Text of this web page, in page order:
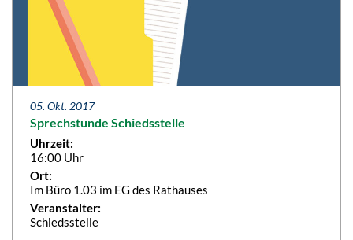
05. Okt. 2017
Sprechstunde Schiedsstelle
Uhrzeit:
16:00 Uhr
Ort:
Im Büro 1.03 im EG des Rathauses
Veranstalter:
Schiedsstelle